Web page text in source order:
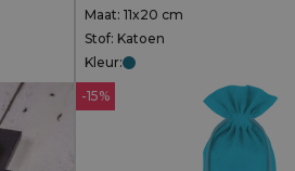
Maat: 11x20 cm
Stof: Katoen
Kleur:
-15%